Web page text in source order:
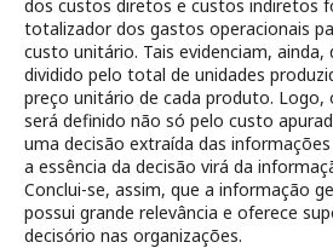
dos custos diretos e custos indiretos
totalizador dos gastos operacionais
custo unitário. Tais evidenciam,
dividido pelo total de unidades
preço unitário de cada produto. Logo,
será definido não só pelo custo
uma decisão extraída das
a essência da decisão virá da
Conclui-se, assim, que a informação
possui grande relevância e oferece
decisório nas organizações.